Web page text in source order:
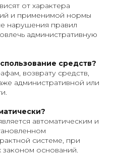
от характера
и применимой нормы
нарушения правил
административную
средств?
возврату средств,
административной или
автоматическим и
системе, при
оснований.